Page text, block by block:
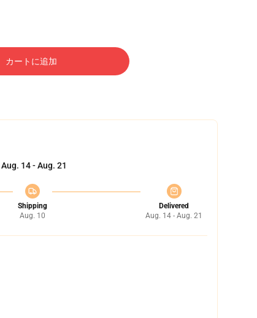
カートに追加
Aug. 14 - Aug. 21
Shipping
Aug. 10
Delivered
Aug. 14 - Aug. 21